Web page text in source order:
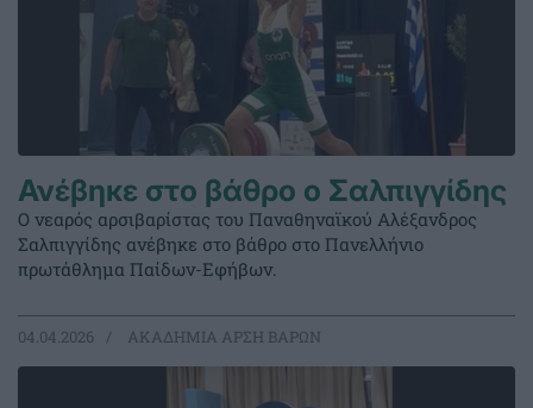
Ανέβηκε στο βάθρο ο Σαλπιγγίδης
Ο νεαρός αρσιβαρίστας του Παναθηναϊκού Αλέξανδρος
Σαλπιγγίδης ανέβηκε στο βάθρο στο Πανελλήνιο
πρωτάθλημα Παίδων-Εφήβων.
04.04.2026 ΑΚΑΔΗΜΙΑ ΑΡΣΗ ΒΑΡΩΝ